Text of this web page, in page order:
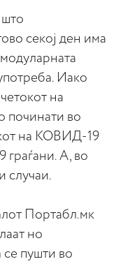
секој ден има
Иако
на
починати во
на КОВИД-19
граѓани. А, во
случаи.
Портабл.мк
но
пушти во